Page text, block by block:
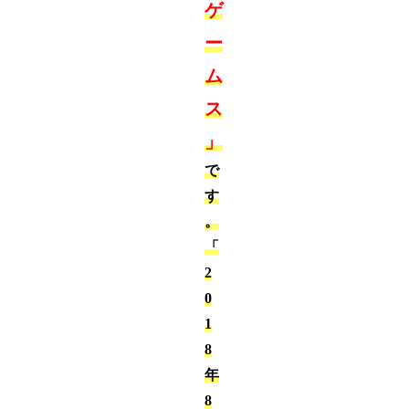
ゲ
ー
ム
ス
」
で
す
。
「
2
0
1
8
年
8